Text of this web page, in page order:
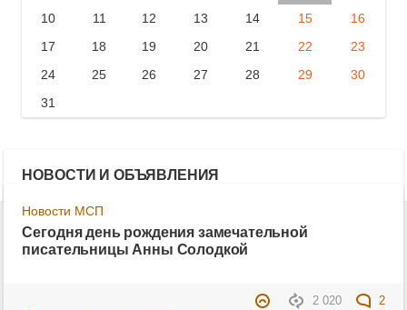
10
11 12 13 14 15
16
17
18 19 20 21 22
23
24
25 26 27 28 29
30
31
НОВОСТИ И ОБЪЯВЛЕНИЯ
Новости МСП
Сегодня день рождения замечательной
писательницы Анны Солодкой
2 020
2